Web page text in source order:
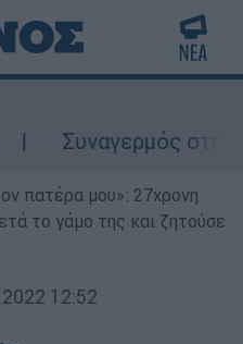
Συναγερμός στην
πατέρα μου»: 27χρονη
το γάμο της και ζητούσε
12:52